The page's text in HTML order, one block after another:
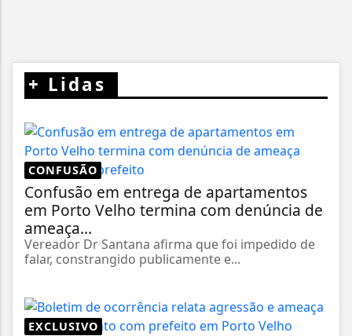
+ Lidas
CONFUSÃO
Confusão em entrega de apartamentos
em Porto Velho termina com denúncia de
ameaça...
Vereador Dr Santana afirma que foi impedido de
falar, constrangido publicamente e...
EXCLUSIVO